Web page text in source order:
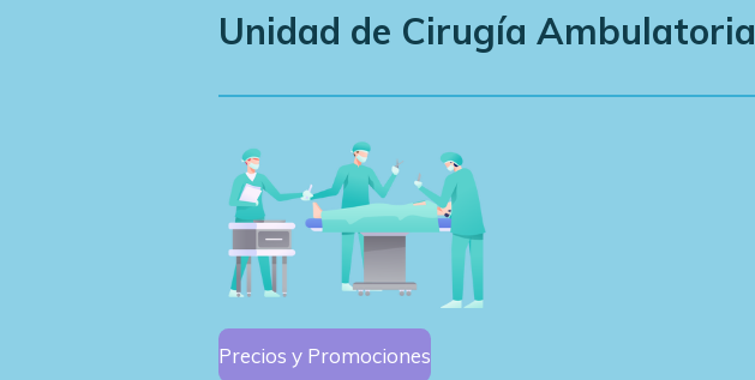
Unidad de Cirugía Ambulatoria
Precios y Promociones